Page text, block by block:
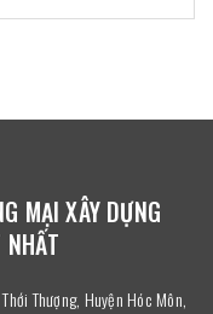
MẠI XÂY DỰNG
Thượng, Huyện Hóc Môn,